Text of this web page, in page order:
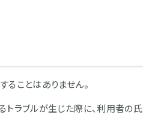
ことはありません。
トラブルが生じた際に、利用者の氏